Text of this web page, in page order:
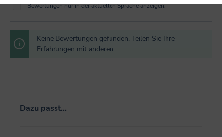
Bewertungen nur in der aktuellen Sprache anzeigen.
Keine Bewertungen gefunden. Teilen Sie Ihre
Erfahrungen mit anderen.
Produktgalerie überspringen
Dazu passt...